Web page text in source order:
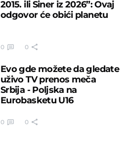
2015. ili Siner iz 2026”: Ovaj
odgovor će obići planetu
0 0
Evo gde možete da gledate
uživo TV prenos meča
Srbija - Poljska na
Eurobasketu U16
0 0